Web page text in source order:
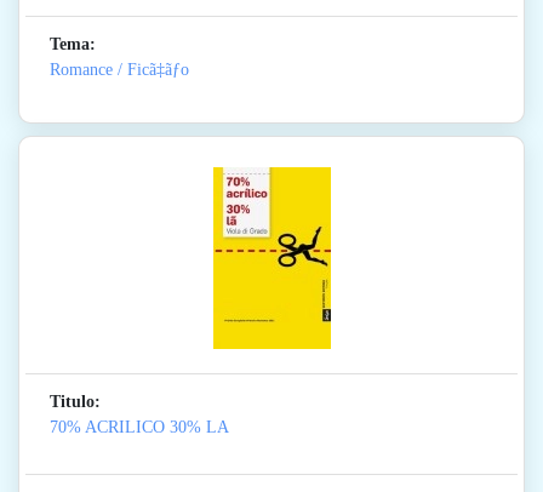
Tema:
Romance / Ficã‡ãƒo
Titulo:
70% ACRILICO 30% LA